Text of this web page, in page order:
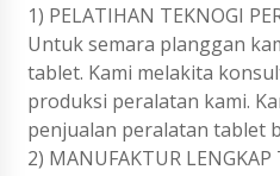
1) PELATIHAN TEKNOGI
Untuk semara planggan
tablet. Kami melakita
produksi peralatan kami.
penjualan peralatan tablet
2) MANUFAKTUR LENGKAP